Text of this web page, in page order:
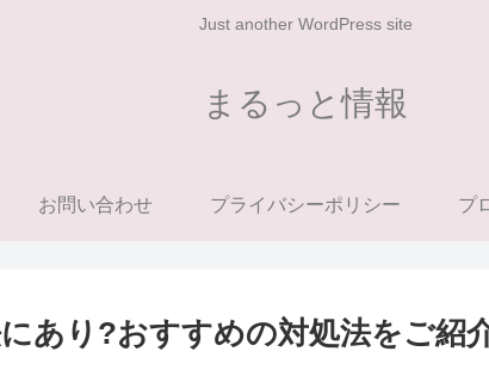
Just another WordPress site
まるっと情報
お問い合わせ プライバシーポリシー プ
あり?おすすめの対処法をご紹